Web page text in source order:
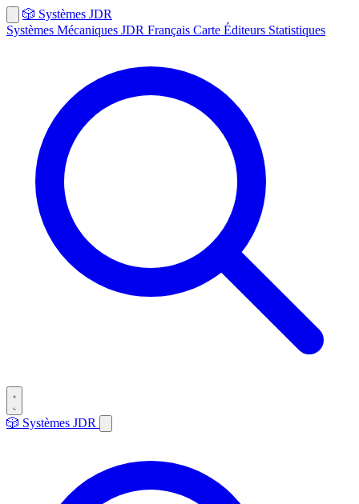
🎲 Systèmes JDR
Systèmes Mécaniques JDR Français Carte Éditeurs Statistiques
🎲 Systèmes JDR